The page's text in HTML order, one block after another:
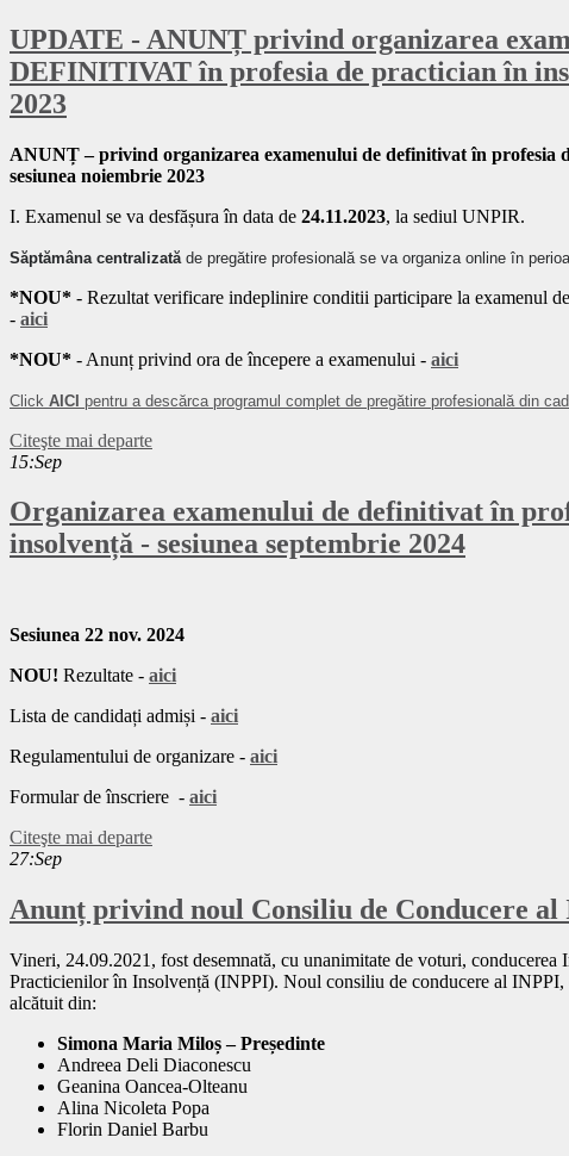
UPDATE - ANUNȚ privind organizarea
DEFINITIVAT în profesia de practician în
2023
ANUNȚ – privind organizarea examenului de definitivat în profesia
sesiunea noiembrie 2023
I. Examenul se va desfășura în data de 24.11.2023, la sediul UNPIR.
Săptămâna centralizată de pregătire profesională se va organiza online în
*NOU* - Rezultat verificare indeplinire conditii participare la examenul
- aici
*NOU* - Anunț privind ora de începere a examenului - aici
Click AICI pentru a descărca programul complet de pregătire profesională din
Citeşte mai departe
15:Sep
Organizarea examenului de definitivat în
insolvență - sesiunea septembrie 2024
Sesiunea 22 nov. 2024
NOU! Rezultate - aici
Lista de candidați admiși - aici
Regulamentului de organizare - aici
Formular de înscriere - aici
Citeşte mai departe
27:Sep
Anunț privind noul Consiliu de Conducere al
Vineri, 24.09.2021, fost desemnată, cu unanimitate de voturi, conducerea
Practicienilor în Insolvență (INPPI). Noul consiliu de conducere al INPPI,
alcătuit din:
Simona Maria Miloș – Președinte
Andreea Deli Diaconescu
Geanina Oancea-Olteanu
Alina Nicoleta Popa
Florin Daniel Barbu